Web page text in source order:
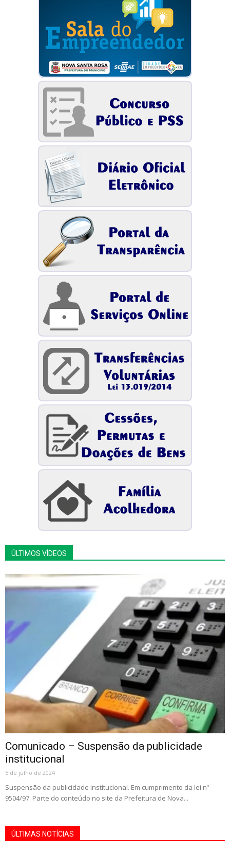
ÚLTIMOS VÍDEOS
Comunicado – Suspensão da publicidade
institucional
5 de julho de 2024
Suspensão da publicidade institucional. Em cumprimento da lei nº
9504/97. Parte do conteúdo no site da Prefeitura de Nova...
ÚLTIMAS NOTÍCIAS